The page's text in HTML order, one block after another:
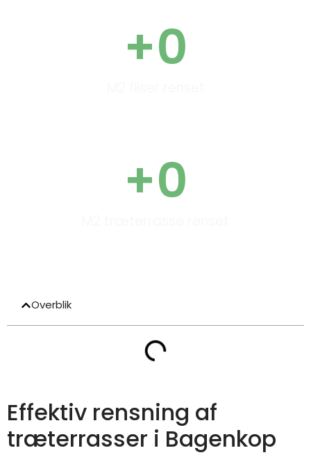
+0
+0
Overblik
Effektiv rensning af
træterrasser i Bagenkop